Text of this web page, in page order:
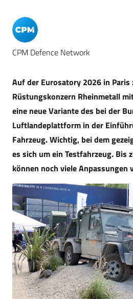
CPM Defence Network
Auf der Eurosatory 2026 in
Rüstungskonzern Rheinmetall
eine neue Variante des bei der
Luftlandeplattform in der
Fahrzeug. Wichtig, bei dem
es sich um ein Testfahrzeug. Bis
können noch viele Anpassungen